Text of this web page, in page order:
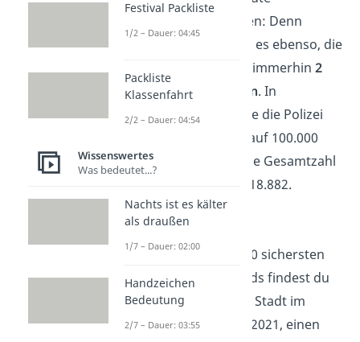
Nachrichten melden: Denn
diesem Ort gelingt es ebenso, die
Verstöße 2021 um immerhin2
Prozent reduzieren. In
Wiesbaden meldete die Polizei
auf 100.000
Einwohner und eine Gesamtzahl
an Verstößen von 18.882.
Braunschweig
Alsvorletzte
der 10 sichersten
Städte Deutschlands findest du
Braunschweig. Die Stadt im
Norden schafft es 2021, einen
Festival Packliste
1/2 – Dauer: 04:45
Packliste
Klassenfahrt
2/2 – Dauer: 04:54
Wissenswertes
Was bedeutet...?
Nachts ist es kälter
als draußen
1/7 – Dauer: 02:00
Handzeichen
Bedeutung
2/7 – Dauer: 03:55